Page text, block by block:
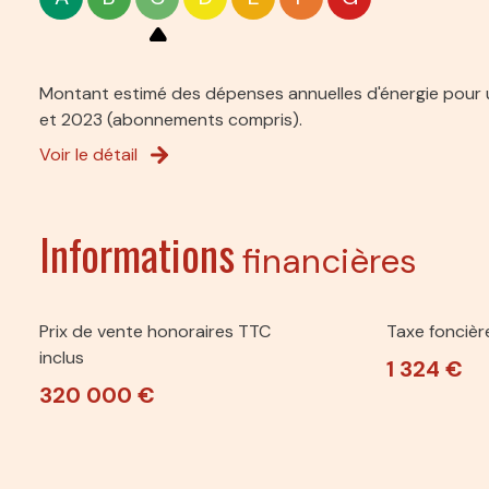
chambre
chambre
Hangar est
Montant estimé des dépenses annuelles d'énergie
et 2023 (abonnements compris).
Voir le détail
Informationsfinancières
Prix de vente honoraires TTC
inclus
320 000 €
Taxe
1 324 €